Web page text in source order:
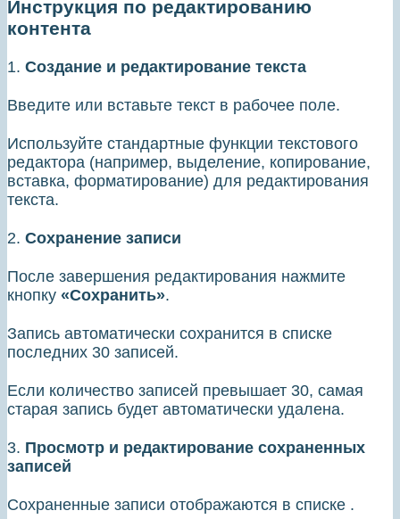
Инструкция по редактированию
контента
1. Создание и редактирование текста
Введите или вставьте текст в рабочее поле.
Используйте стандартные функции текстового
редактора (например, выделение, копирование,
вставка, форматирование) для редактирования
текста.
2. Сохранение записи
После завершения редактирования нажмите
кнопку «Сохранить».
Запись автоматически сохранится в списке
последних 30 записей.
Если количество записей превышает 30, самая
старая запись будет автоматически удалена.
3. Просмотр и редактирование сохраненных
записей
Сохраненные записи отображаются в списке .